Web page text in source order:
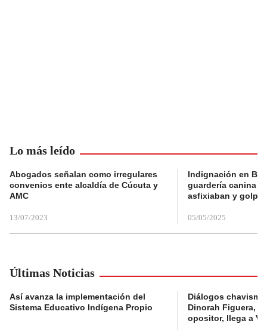
Lo más leído
Abogados señalan como irregulares
convenios ente alcaldía de Cúcuta y
AMC
13/07/2023
Indignación en
guardería canina
asfixiaban y
05/05/2025
Últimas Noticias
Así avanza la implementación del
Sistema Educativo Indígena Propio
Diálogos
Dinorah Figuera,
opositor, llega a